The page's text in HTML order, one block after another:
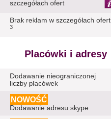
szczegółach ofert
Brak reklam w szczegółach ofert
3
Placówki i adresy
Dodawanie nieograniczonej
liczby placówek
NOWOŚĆ
Dodawanie adresu skype